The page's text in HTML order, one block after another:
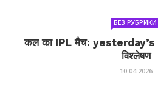
БЕЗ РУБРИКИ
कल का IPL मैच: yesterday’s
विश्लेषण
10.04.2026